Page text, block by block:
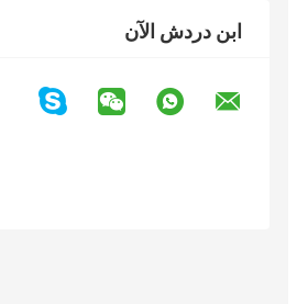
ابن دردش الآن